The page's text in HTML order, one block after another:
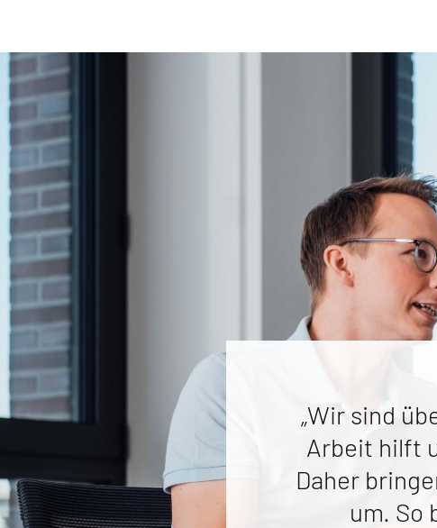
„Wir sind
Arbeit hilft
Daher
um. So